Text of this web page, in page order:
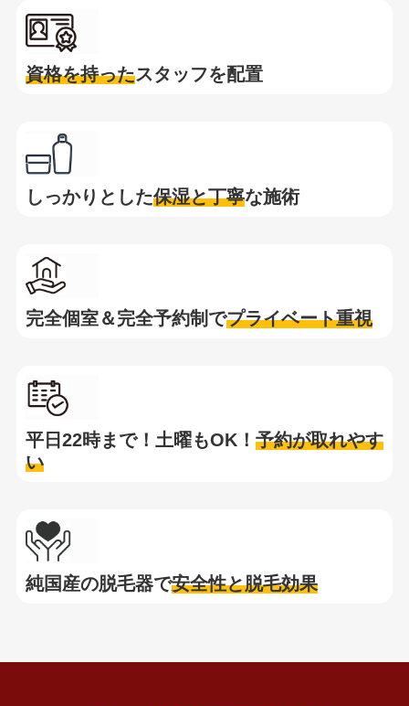
資格を持ったスタッフを配置
しっかりとした保湿と丁寧な施術
完全個室＆完全予約制でプライベート重視
平日22時まで！土曜もOK！ 予約が取れやす
い
純国産の脱毛器で安全性と脱毛効果